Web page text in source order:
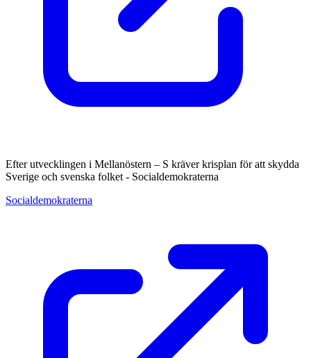
Efter utvecklingen i Mellanöstern – S kräver krisplan för att skydda
Sverige och svenska folket - Socialdemokraterna
Socialdemokraterna